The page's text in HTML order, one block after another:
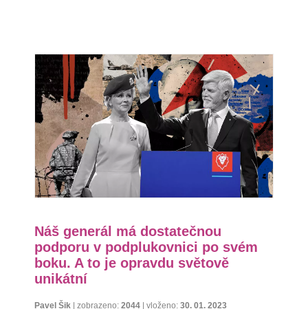
Náš generál má dostatečnou
podporu v podplukovnici po svém
boku. A to je opravdu světově
unikátní
Pavel Šik | zobrazeno: 2044 | vloženo: 30. 01. 2023